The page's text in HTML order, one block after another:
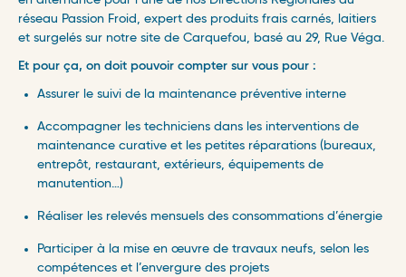
réseau Passion Froid, expert des produits frais carnés, laitiers
et surgelés sur notre site de Carquefou, basé au 29, Rue Véga.
Et pour ça, on doit pouvoir compter sur vous pour :
Assurer le suivi de la maintenance préventive interne
Accompagner les techniciens dans les interventions de
maintenance curative et les petites réparations (bureaux,
entrepôt, restaurant, extérieurs, équipements de
manutention…)
Réaliser les relevés mensuels des consommations d’énergie
Participer à la mise en œuvre de travaux neufs, selon les
compétences et l’envergure des projets